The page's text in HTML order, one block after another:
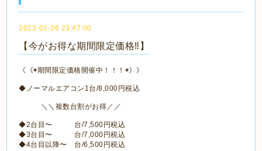
2022-02-26 23:47:00
【今がお得な期間限定価格‼️】
《《◉期間限定価格開催中！！！◉》》
◆ノーマルエアコン1台/8,000円税込
＼＼複数台割がお得／／
◆2台目〜 台/7,500円税込
◆3台目〜 台/7,000円税込
◆4台目以降〜 台/6,500円税込